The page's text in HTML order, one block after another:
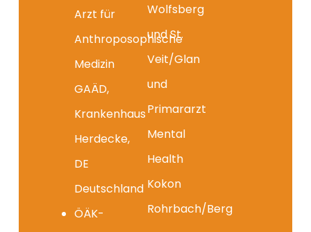
Arzt für
Anthroposophische
Medizin
GAÄD,
Krankenhaus
Herdecke,
DE
Deutschland
ÖÄK-
Wolfsberg
und St.
Veit/Glan
und
Primararzt
Mental
Health
Kokon
Rohrbach/Berg